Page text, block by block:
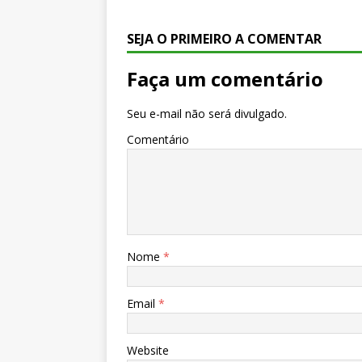
SEJA O PRIMEIRO A COMENTAR
Faça um comentário
Seu e-mail não será divulgado.
Comentário
Nome *
Email *
Website